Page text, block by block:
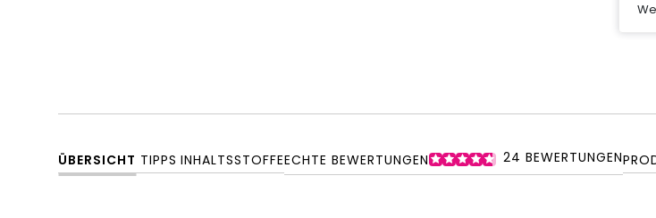
ÜBERSICHT TIPPS INHALTSSTOFFEECHTE BEWERTUNGEN 24 BEWERTUNGEN